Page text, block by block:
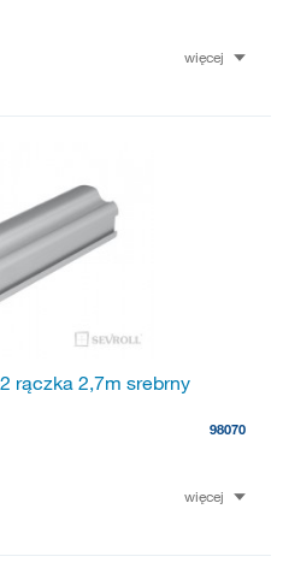
więcej
rączka 2,7m srebrny
98070
więcej